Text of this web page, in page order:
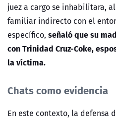
juez a cargo se inhabilitara,
familiar indirecto con el
específico, señaló que su
con Trinidad Cruz-Coke,
la víctima.
Chats como evidencia
En este contexto, la defensa